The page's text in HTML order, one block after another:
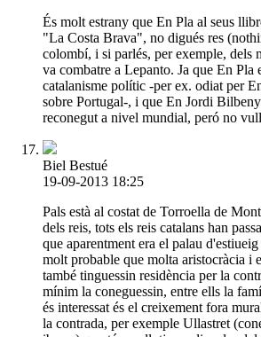
És molt estrany que En Pla al seus
"La Costa Brava", no digués res
colombí, i si parlés, per exemple, dels
va combatre a Lepanto. Ja que En Pla
catalanisme polític -per ex. odiat per
sobre Portugal-, i que En Jordi
reconegut a nivel mundial, peró no vull
Biel Bestué
19-09-2013 18:25
Pals està al costat de Torroella de
dels reis, tots els reis catalans han
que aparentment era el palau
molt probable que molta aristocràcia i
també tinguessin residència per la
mínim la coneguessin, entre ells la
és interessat és el creixement fora
la contrada, per exemple Ullastret